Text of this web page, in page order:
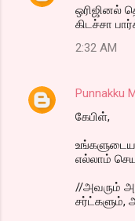
ஒரிஜினல்
கிடச்சா
2:32 AM
Punnakku
கேபிள்,
உங்களுடைய
எல்லாம்
//அவரும்
சர்ட்களும்,